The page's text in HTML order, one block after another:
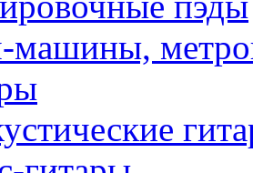
машины,